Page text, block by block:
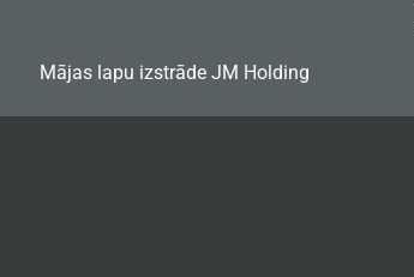
Mājas lapu izstrāde JM Holding